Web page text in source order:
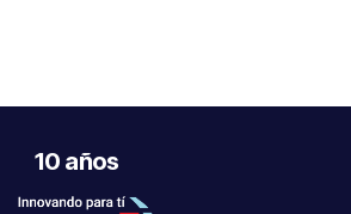
10 años